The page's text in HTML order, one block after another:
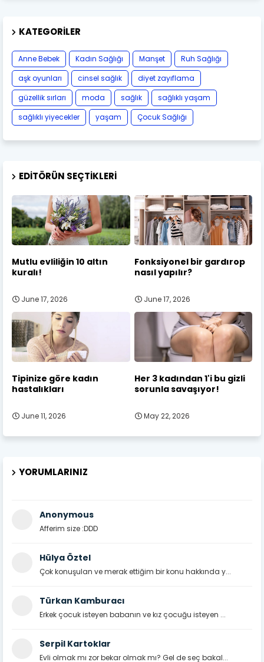
KATEGORILER
Anne Bebek Kadın Sağlığı Manşet
Ruh Sağlığı
aşk oyunları
cinsel sağlık
diyet zayıflama
güzellik sırları
moda sağlık
sağlıklı yaşam
sağlıklı yiyecekler
yaşam Çocuk Sağlığı
EDITÖRÜN SEÇTIKLERI
Mutlu evliliğin 10 altın
kuralı!
June 17, 2026
Fonksiyonel bir gardırop
nasıl yapılır?
June 17, 2026
Tipinize göre kadın
hastalıkları
June 11, 2026
Her 3 kadından 1'i bu gizli
sorunla savaşıyor!
May 22, 2026
YORUMLARINIZ
Anonymous
Afferim size :DDD
Hülya Öztel
Çok konuşulan ve merak ettiğim bir konu hakkında y...
Türkan Kamburacı
Erkek çocuk isteyen babanın ve kız çocuğu isteyen ...
Serpil Kartoklar
Evli olmak mı zor bekar olmak mı? Gel de seç bakal...